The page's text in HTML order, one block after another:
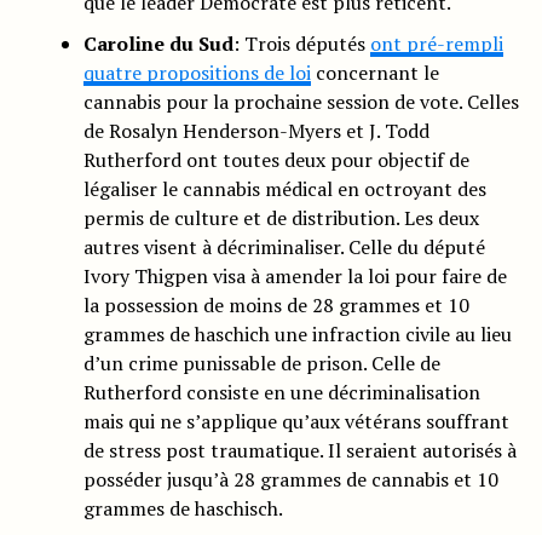
Caroline du Sud: Trois députés ont pré-rempli
quatre propositions de loiconcernant le
cannabis pour la prochaine session de vote. Celles
de Rosalyn Henderson-Myers et J. Todd
Rutherford ont toutes deux pour objectif de
légaliser le cannabis médical en octroyant des
permis de culture et de distribution. Les deux
autres visent à décriminaliser. Celle du député
Ivory Thigpen visa à amender la loi pour faire de
la possession de moins de 28 grammes et 10
grammes de haschich une infraction civile au lieu
d’un crime punissable de prison. Celle de
Rutherford consiste en une décriminalisation
mais qui ne s’applique qu’aux vétérans souffrant
de stress post traumatique. Il seraient autorisés à
posséder jusqu’à 28 grammes de cannabis et 10
grammes de haschisch.